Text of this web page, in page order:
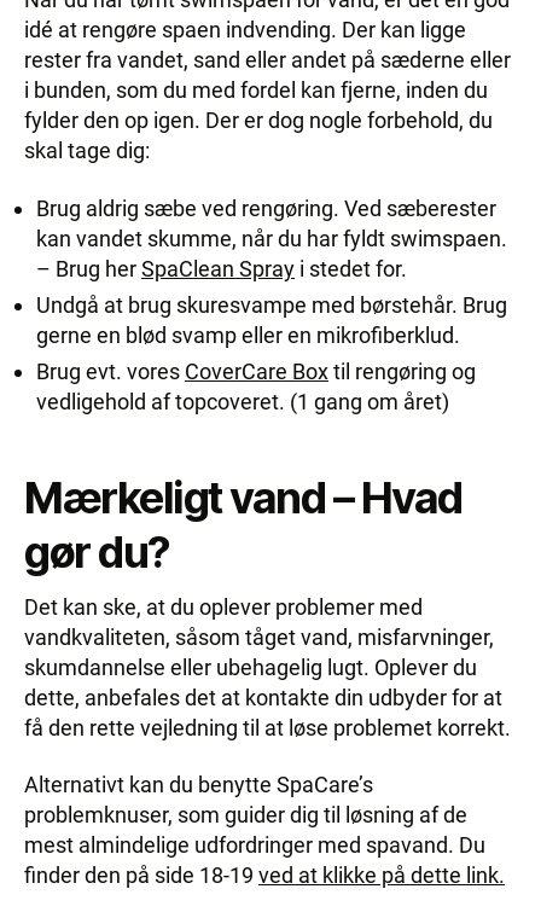
idé at rengøre spaen indvending. Der kan ligge
rester fra vandet, sand eller andet på sæderne eller
i bunden, som du med fordel kan fjerne, inden du
fylder den op igen. Der er dog nogle forbehold, du
skal tage dig:
Brug aldrig sæbe ved rengøring. Ved sæberester
kan vandet skumme, når du har fyldt swimspaen.
– Brug herSpaClean Spray i stedet for.
Undgå at brug skuresvampe med børstehår. Brug
gerne en blød svamp eller en mikrofiberklud.
Brug evt. vores CoverCare Boxtil rengøring og
vedligehold af topcoveret. (1 gang om året)
Mærkeligt vand – Hvad
gør du?
Det kan ske, at du oplever problemer med
vandkvaliteten, såsom tåget vand, misfarvninger,
skumdannelse eller ubehagelig lugt. Oplever du
dette, anbefales det at kontakte din udbyder for at
få den rette vejledning til at løse problemet korrekt.
Alternativt kan du benytte SpaCare’s
problemknuser, som guider dig til løsning af de
mest almindelige udfordringer med spavand. Du
finder den på side 18-19 ved at klikke på dette link.